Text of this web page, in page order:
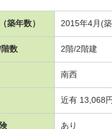
築年数） 2015年4月(
数 2階/2階建
南西
近有 13,068円
あり